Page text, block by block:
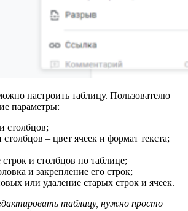
настроить таблицу. Пользователю
параметры:
столбцов;
– цвет ячеек и формат текста;
и столбцов по таблице;
и закрепление его строк;
или удаление старых строк и ячеек.
таблицу, нужно просто